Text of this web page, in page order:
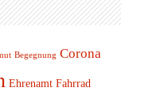
Begegnung Corona
Ehrenamt Fahrrad